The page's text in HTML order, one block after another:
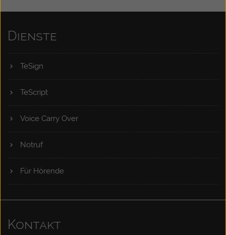
Dienste
TeSign
TeScript
Voice Carry Over
Notruf
Für Hörende
Kontakt